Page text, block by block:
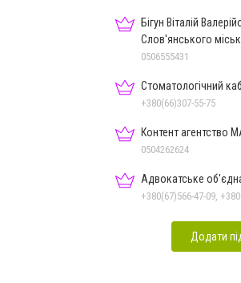
Бігун Віталій
Слов'янського
Дон.обл.
0506555431
Стоматологічний
+380(66)307-55-75
Контент агентство
0504262624
Адвокатське
+380(67)566-47-09,
Додати